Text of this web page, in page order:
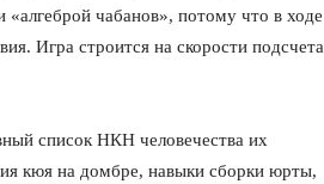
чабанов», потому что в ходе
Игра строится на скорости подсчета
список НКН человечества их
кюя на домбре, навыки сборки юрты,